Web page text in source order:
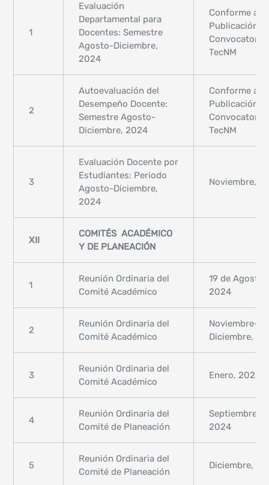
1
Evaluación
Departamental para
Docentes: Semestre
Agosto-Diciembre,
2024
Conforme a
Publicación
Convocatoria
TecNM
2
Autoevaluación del
Desempeño Docente:
Semestre Agosto-
Diciembre, 2024
Conforme a
Publicación
Convocatoria
TecNM
3
Evaluación Docente por
Estudiantes: Periodo
Agosto-Diciembre,
2024
Noviembre,
XII
COMITÉS ACADÉMICO
Y DE PLANEACIÓN
1
Reunión Ordinaria del
Comité Académico
19 de Agosto,
2024
2
Reunión Ordinaria del
Comité Académico
Noviembre-
Diciembre,
3
Reunión Ordinaria del
Comité Académico
Enero, 2025
4
Reunión Ordinaria del
Comité de Planeación
Septiembre,
2024
5
Reunión Ordinaria del
Comité de Planeación
Diciembre,